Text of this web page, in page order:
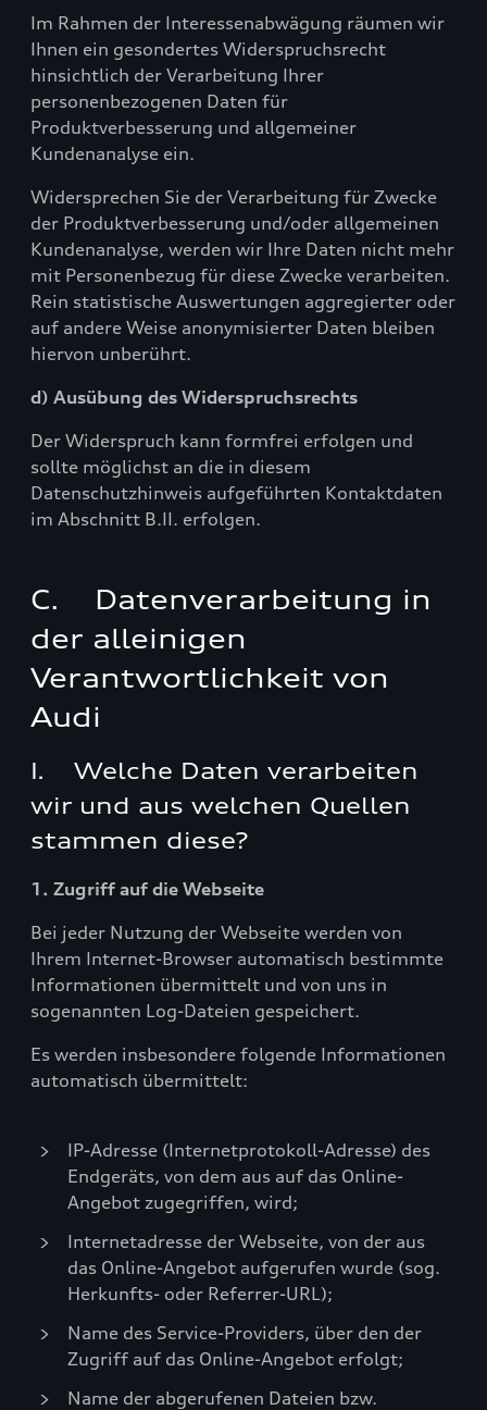
Im Rahmen der Interessenabwägung räumen wir
Ihnen ein gesondertes Widerspruchsrecht
hinsichtlich der Verarbeitung Ihrer
personenbezogenen Daten für
Produktverbesserung und allgemeiner
Kundenanalyse ein.
Widersprechen Sie der Verarbeitung für Zwecke
der Produktverbesserung und/oder allgemeinen
Kundenanalyse, werden wir Ihre Daten nicht mehr
mit Personenbezug für diese Zwecke verarbeiten.
Rein statistische Auswertungen aggregierter oder
auf andere Weise anonymisierter Daten bleiben
hiervon unberührt.
d) Ausübung des Widerspruchsrechts
Der Widerspruch kann formfrei erfolgen und
sollte möglichst an die in diesem
Datenschutzhinweis aufgeführten Kontaktdaten
im Abschnitt B.II. erfolgen.
C. Datenverarbeitung in
der alleinigen
Verantwortlichkeit von
Audi
I. Welche Daten verarbeiten
wir und aus welchen Quellen
stammen diese?
1. Zugriff auf die Webseite
Bei jeder Nutzung der Webseite werden von
Ihrem Internet-Browser automatisch bestimmte
Informationen übermittelt und von uns in
sogenannten Log-Dateien gespeichert.
Es werden insbesondere folgende Informationen
automatisch übermittelt:
IP-Adresse (Internetprotokoll-Adresse) des
Endgeräts, von dem aus auf das Online-
Angebot zugegriffen, wird;
Internetadresse der Webseite, von der aus
das Online-Angebot aufgerufen wurde (sog.
Herkunfts- oder Referrer-URL);
Name des Service-Providers, über den der
Zugriff auf das Online-Angebot erfolgt;
Name der abgerufenen Dateien bzw.